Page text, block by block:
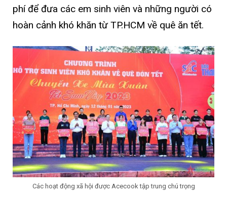
phí để đưa các em sinh viên và những người có
hoàn cảnh khó khăn từ TP.HCM về quê ăn tết.
Các hoạt động xã hội được Acecook tập trung chú trọng